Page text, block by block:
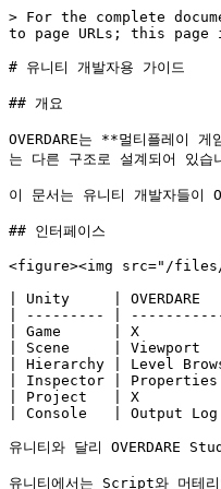
> For the complete documentation index, see [llms.txt](https://docs.overdare.com/llms.txt). Markdown versions of documentation pages are available by appending `.md` to page URLs; this page is available as [Markdown](https://docs.overdare.com/korean/manual/quick-start-guide/unity-developer-guide.md).

# 유니티 개발자용 가이드

## 개요

OVERDARE는 **멀티플레이 게임의 제작**부터 **배포**까지 한 번에 처리할 수 있는 강력한 **게임 제작 플랫폼**입니다. 클라이언트 기반의 유니티와 달리, 멀티플레이 환경을 기반으로 하기 때문에 유니티와는 다른 구조로 설계되어 있습니다.

이 문서는 유니티 개발자들이 OVERDARE Studio에 빠르게 적응할 수 있도록 돕기 위해 작성된 문서입니다. OVERDARE를 이용하여 멀티플레이 게임 제작의 **새로운 가능성**을 탐험해 보세요!

## 인터페이스

<figure><img src="/files/fkSHsYtlfLxrWzz0qybJ" alt=""><figcaption><p>Unity / OVERDARE Studio</p></figcaption></figure>

| Unity     | OVERDARE      |
| --------- | ------------- |
| Game      | X             |
| Scene     | Viewport      |
| Hierarchy | Level Browser |
| Inspector | Properties    |
| Project   | X             |
| Console   | Output Log    |

유니티와 달리 OVERDARE Studio에서는 Game View과 Project 패널을 제공하지 않습니다. 대신 플레이를 실행하면 **Viewport 패널이 플레이 화면으로 전환**됩니다.

유니티에서는 Script와 머테리얼, 메쉬 같은 모든 에셋들이 Project 패널에서 관리되지만, OVERDARE Studio에서는 Script도 **Level Browser**에서 관리되며, Mesh나 Image, Audio와 같은 외부에서 임포트한 에셋들은 **Asset Manager**를 통해 별도로 관리됩니다.

## 단축키 차이

| Unity    | OVERDARE   | 기능          |
| -------- | ---------- | ----------- |
| Q        | Ctrl + 1   | Select Tool |
| W        | Ctrl + 2   | Move Tool   |
| E        | Ctrl + 3   | Rotate Tool |
| R        | Ctrl + 4   | Scale Tool  |
| Ctrl + P | F5         | Play        |
| Ctrl + P | Shift + F5 | Stop        |

## 3D 월드 좌표계

<figure><img src="/files/XYmkhDrdUFqkST528oDJ" alt=""><figcaption><p>Unity / OVERDARE